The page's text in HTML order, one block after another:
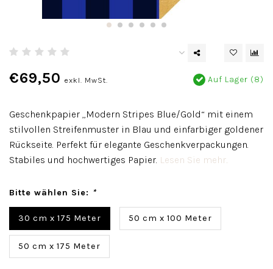
€69,50 exkl. MwSt. Auf Lager (8)
Geschenkpapier „Modern Stripes Blue/Gold“ mit einem
stilvollen Streifenmuster in Blau und einfarbiger goldener
Rückseite. Perfekt für elegante Geschenkverpackungen.
Stabiles und hochwertiges Papier. Lesen Sie mehr..
Bitte wählen Sie: *
30 cm x 175 Meter 50 cm x 100 Meter
50 cm x 175 Meter